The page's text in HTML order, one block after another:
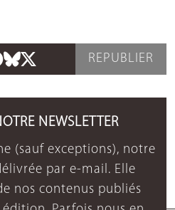
REPUBLIER
NEWSLETTER
(sauf exceptions), notre
par e-mail. Elle
nos contenus publiés